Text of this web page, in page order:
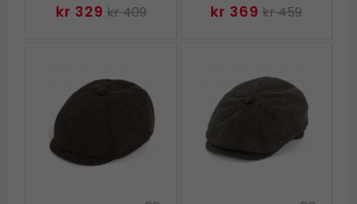
kr 329 kr 409 kr 369 kr 459